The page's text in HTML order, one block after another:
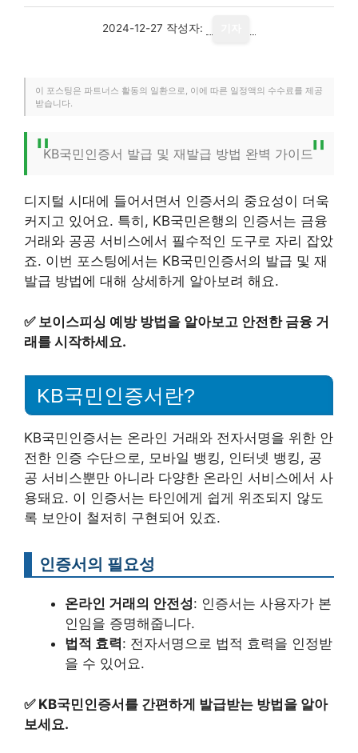
2024-12-27 작성자:
이 포스팅은 파트너스 활동의 일환으로, 이에 따른 일정액의 수수료를 제공
받습니다.
KB국민인증서 발급 및 재발급 방법 완벽 가이드
디지털 시대에 들어서면서 인증서의 중요성이 더욱
커지고 있어요. 특히, KB국민은행의 인증서는 금융
거래와 공공 서비스에서 필수적인 도구로 자리 잡았
죠. 이번 포스팅에서는 KB국민인증서의 발급 및 재
발급 방법에 대해 상세하게 알아보려 해요.
✅ 보이스피싱 예방 방법을 알아보고 안전한 금융 거
래를 시작하세요.
KB국민인증서란?
KB국민인증서는 온라인 거래와 전자서명을 위한 안
전한 인증 수단으로, 모바일 뱅킹, 인터넷 뱅킹, 공
공 서비스뿐만 아니라 다양한 온라인 서비스에서 사
용돼요. 이 인증서는 타인에게 쉽게 위조되지 않도
록 보안이 철저히 구현되어 있죠.
인증서의 필요성
온라인 거래의 안전성: 인증서는 사용자가 본
인임을 증명해줍니다.
법적 효력: 전자서명으로 법적 효력을 인정받
을 수 있어요.
✅ KB국민인증서를 간편하게 발급받는 방법을 알아
보세요.